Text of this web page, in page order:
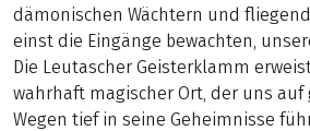
dämonischen Wächtern und
einst die Eingänge bewachten,
Die Leutascher Geisterklamm
wahrhaft magischer Ort, der uns
Wegen tief in seine Geheimnisse